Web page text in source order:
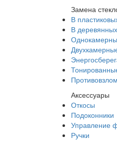
Замена
В
В
Аксессуары
Откосы
Подоконники
Управление
Ручки